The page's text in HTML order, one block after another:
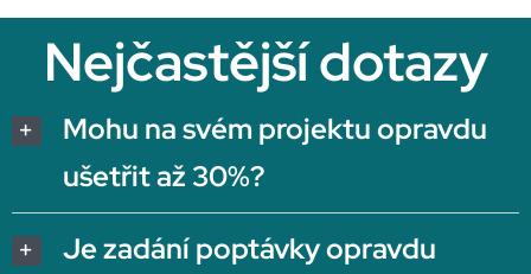
Nejčastější dotazy
Mohu na svém projektu opravdu
ušetřit až 30%?
Je zadání poptávky opravdu